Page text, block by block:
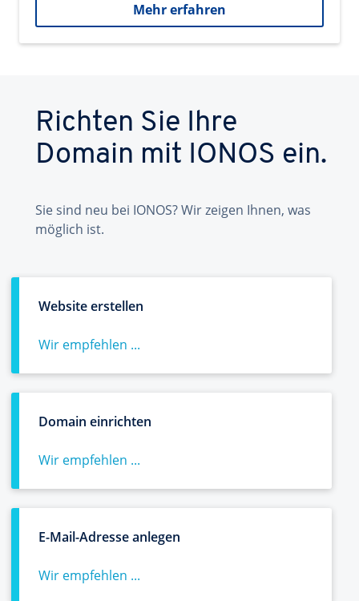
Mehr erfahren
Richten Sie Ihre
Domain mit IONOS ein.
Sie sind neu bei IONOS? Wir zeigen Ihnen, was
möglich ist.
Website erstellen
Wir empfehlen ...
Domain einrichten
Wir empfehlen ...
E-Mail-Adresse anlegen
Wir empfehlen ...